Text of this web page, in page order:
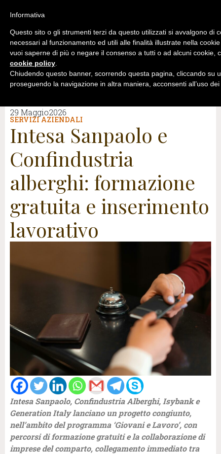
29 Maggio2026
SERVIZI AZIENDALI
Intesa Sanpaolo e
Confindustria
alberghi: formazione
gratuita e inserimento
lavorativo
Intesa Sanpaolo, Confindustria Alberghi, Isybank e
Generation Italy lanciano un progetto congiunto,
nell’ambito del programma ‘Giovani e Lavoro’, con
percorsi di formazione gratuiti e la collaborazione di
imprese del comparto, collegamento immediato tra
Informativa
Questo sito o gli strumenti terzi da questo utilizzati si avvalgono di
necessari al funzionamento ed utili alle finalità illustrate nella
vuoi saperne di più o negare il consenso a tutti o ad alcuni cookie,
cookie policy.
Chiudendo questo banner, scorrendo questa pagina, cliccando su
proseguendo la navigazione in altra maniera, acconsenti all’uso